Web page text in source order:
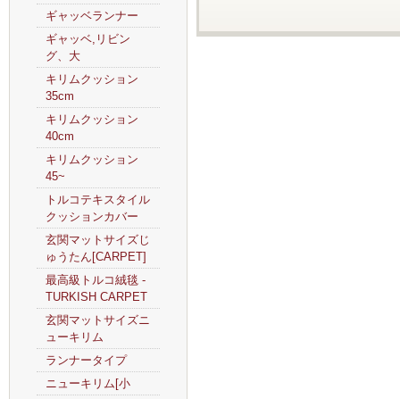
ギャッベランナー
ギャッベ,リビン
グ、大
キリムクッション
35cm
キリムクッション
40cm
キリムクッション
45~
トルコテキスタイル
クッションカバー
玄関マットサイズじ
ゅうたん[CARPET]
最高級トルコ絨毯 -
TURKISH CARPET
玄関マットサイズニ
ューキリム
ランナータイプ
ニューキリム[小